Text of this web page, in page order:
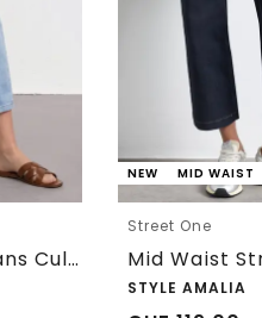
7/8 Mid Waist Jeans Culotte mit Comfort Bund
NEW MID WAIST
Street One
STYLE AMALIA